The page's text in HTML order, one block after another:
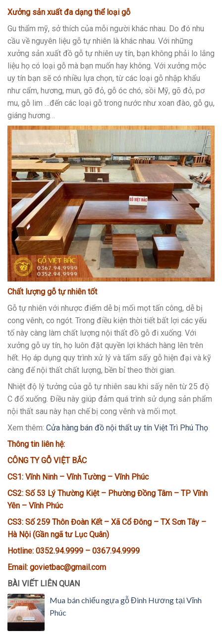
Xưởng sản xuất đa dạng thể loại gỗ
Gu thẩm mỹ, sở thích của mỗi người khác nhau. Do đó nhu
cầu về nguyên liệu gỗ tự nhiên là khác nhau. Với những
xưởng sản xuất đồ gỗ tự nhiên uy tín, bạn không phải lo lắng
liệu họ có loại gỗ mà bạn muốn hay không. Với xưởng mộc
uy tín bạn sẽ có nhiều lựa chọn, từ các loại gỗ nhập khẩu
như cẩm, hương, mun, gõ đỏ, gỗ óc chó, sồi Mỹ, gõ đỏ, pơ
mu, gỗ lim …đến các loại gỗ trong nước như xoan đào, gỗ gụ,
giáng hương…
Chất lượng gỗ tự nhiên tốt
Gỗ tự nhiên với nhược điểm dễ bị mối mọt tấn công, dễ bị
cong vênh, co ngót. Trong điều kiện thời tiết bất lợi các yếu
tố này càng làm chất lượng nội thất đồ gỗ đi xuống. Với
xưởng gỗ uy tín, họ luôn đặt quyền lợi khách hàng lên trên
hết. Họ áp dụng quy trình xử lý và tẩm sấy gỗ hiện đại và kỹ
càng để nội thất chất lượng, bền bỉ theo thời gian.
Nhiệt độ lý tưởng của gỗ tự nhiên sau khi sấy nên từ 25 độ
C đổ xuống. Điều này giúp đảm quá trình sử dụng sản phẩm
nội thất sau này hạn chế bị cong vênh và mối mọt.
Xem thêm: Cửa hàng bán đồ nội thất uy tín Việt Trì Phú Thọ
Thông tin liên hệ:
CÔNG TY GỖ VIỆT BẮC
CS1: Vĩnh Ninh – Vĩnh Tường – Vĩnh Phúc
CS2: Số 53 Lý Thường Kiệt – Phường Đồng Tâm – TP Vĩnh
Yên – Vĩnh Phúc
CS3: Số 259 Thôn Đoàn Kết – Xã Cổ Đông – TX Sơn Tây –
Hà Nội (Gần ngã tư Lục Quân)
Hotline: 0352.94.9999 – 0367.94.9999
Email: govietbac@gmail.com
BÀI VIẾT LIÊN QUAN
Mua bán chiếu ngựa gỗ Đinh Hương tại Vĩnh
Phúc